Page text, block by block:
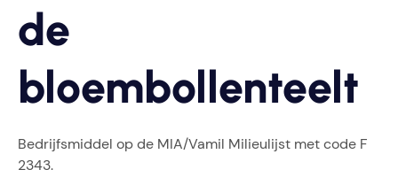
de
bloembollenteelt
Bedrijfsmiddel op de MIA/Vamil Milieulijst met code F
2343.